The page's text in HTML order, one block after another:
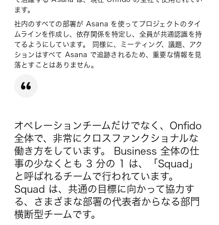
ます。
社内のすべての部署が Asana を使ってプロジェクトのタイ
ムラインを作成し、依存関係を特定し、全員が共通認識を持
てるようにしています。 同様に、ミーティング、議題、アク
ションはすべて Asana で追跡されるため、重要な情報を見
落とすことはありません。
オペレーションチームだけでなく、Onfido
全体で、非常にクロスファンクショナルな
働き方をしています。 Business 全体の仕
事の少なくとも 3 分の 1 は、「Squad」
と呼ばれるチームで行われています。
Squad は、共通の目標に向かって協力す
る、さまざまな部署の代表者からなる部門
横断型チームです。